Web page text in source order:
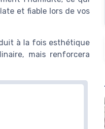
et fiable lors de vos
à la fois esthétique
mais renforcera